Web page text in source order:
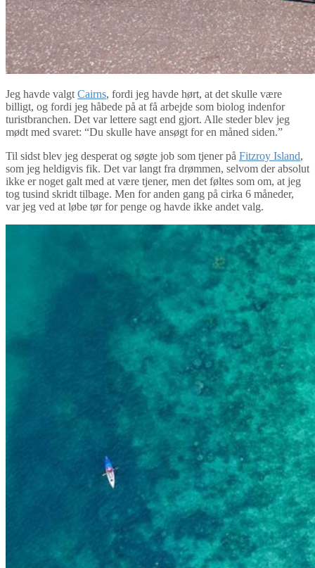
Jeg havde valgt Cairns, fordi jeg havde hørt, at det skulle være
billigt, og fordi jeg håbede på at få arbejde som biolog indenfor
turistbranchen. Det var lettere sagt end gjort. Alle steder blev jeg
mødt med svaret: “Du skulle have ansøgt for en måned siden.”
Til sidst blev jeg desperat og søgte job som tjener på Fitzroy Island,
som jeg heldigvis fik. Det var langt fra drømmen, selvom der absolut
ikke er noget galt med at være tjener, men det føltes som om, at jeg
tog tusind skridt tilbage. Men for anden gang på cirka 6 måneder,
var jeg ved at løbe tør for penge og havde ikke andet valg.